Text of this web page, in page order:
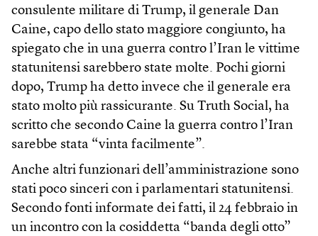
consulente militare di Trump, il generale Dan
Caine, capo dello stato maggiore congiunto, ha
spiegato che in una guerra contro l’Iran le vittime
statunitensi sarebbero state molte. Pochi giorni
dopo, Trump ha detto invece che il generale era
stato molto più rassicurante. Su Truth Social, ha
scritto che secondo Caine la guerra contro l’Iran
sarebbe stata “vinta facilmente”.
Anche altri funzionari dell’amministrazione sono
stati poco sinceri con i parlamentari statunitensi.
Secondo fonti informate dei fatti, il 24 febbraio in
un incontro con la cosiddetta “banda degli otto”